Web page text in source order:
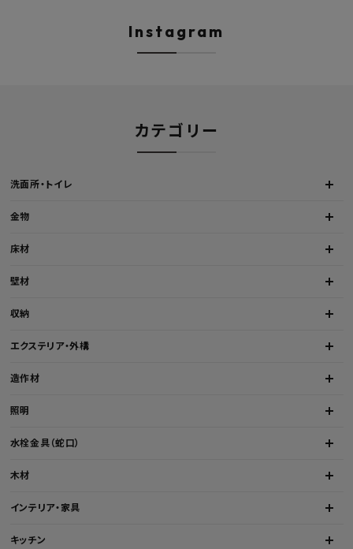
Instagram
カテゴリー
洗面所・トイレ
金物
床材
壁材
収納
エクステリア・外構
造作材
照明
水栓金具（蛇口）
木材
インテリア・家具
キッチン